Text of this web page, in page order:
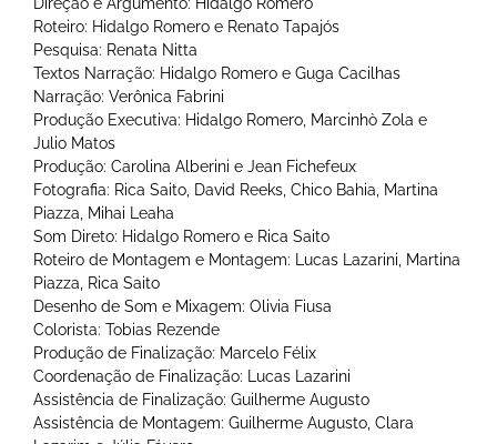
Roteiro: Hidalgo Romero e Renato Tapajós
Pesquisa: Renata Nitta
Textos Narração: Hidalgo Romero e Guga Cacilhas
Narração: Verônica Fabrini
Produção Executiva: Hidalgo Romero, Marcinhò Zola e
Julio Matos
Produção: Carolina Alberini e Jean Fichefeux
Fotografia: Rica Saito, David Reeks, Chico Bahia, Martina
Piazza, Mihai Leaha
Som Direto: Hidalgo Romero e Rica Saito
Roteiro de Montagem e Montagem: Lucas Lazarini, Martina
Piazza, Rica Saito
Desenho de Som e Mixagem: Olivia Fiusa
Colorista: Tobias Rezende
Produção de Finalização: Marcelo Félix
Coordenação de Finalização: Lucas Lazarini
Assistência de Finalização: Guilherme Augusto
Assistência de Montagem: Guilherme Augusto, Clara